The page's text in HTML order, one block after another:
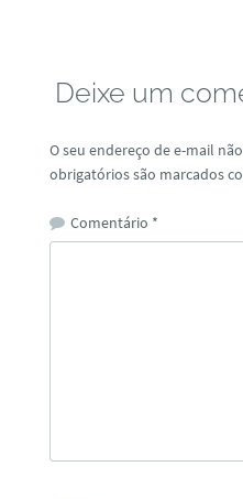
Deixe um
O seu endereço de e-mail
obrigatórios são marcados
Comentário *